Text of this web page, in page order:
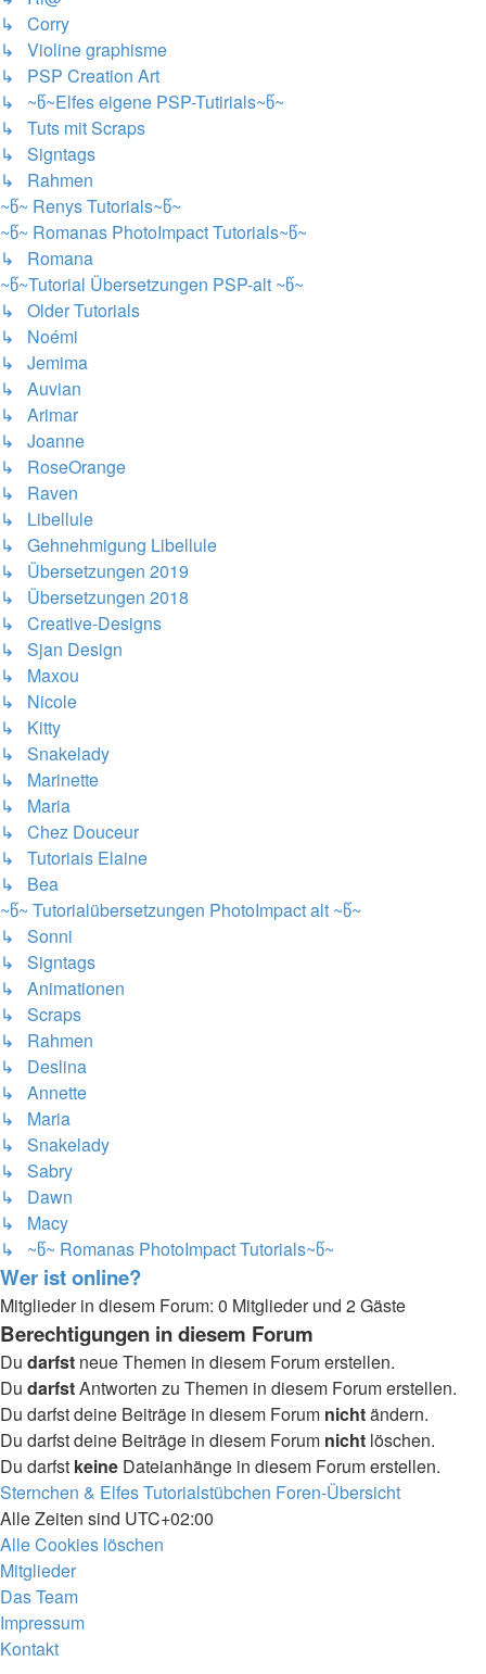
↳ Corry
↳ Violine graphisme
↳ PSP Creation Art
↳ ~წ~Elfes eigene PSP-Tutirials~წ~
↳ Tuts mit Scraps
↳ Signtags
↳ Rahmen
~წ~ Renys Tutorials~წ~
~წ~ Romanas PhotoImpact Tutorials~წ~
↳ Romana
~წ~Tutorial Übersetzungen PSP-alt ~წ~
↳ Older Tutorials
↳ Noémi
↳ Jemima
↳ Auvian
↳ Arimar
↳ Joanne
↳ RoseOrange
↳ Raven
↳ Libellule
↳ Gehnehmigung Libellule
↳ Übersetzungen 2019
↳ Übersetzungen 2018
↳ Creative-Designs
↳ Sjan Design
↳ Maxou
↳ Nicole
↳ Kitty
↳ Snakelady
↳ Marinette
↳ Maria
↳ Chez Douceur
↳ Tutoriais Elaine
↳ Bea
~წ~ Tutorialübersetzungen PhotoImpact alt ~წ~
↳ Sonni
↳ Signtags
↳ Animationen
↳ Scraps
↳ Rahmen
↳ Deslina
↳ Annette
↳ Maria
↳ Snakelady
↳ Sabry
↳ Dawn
↳ Macy
↳ ~წ~ Romanas PhotoImpact Tutorials~წ~
Wer ist online?
Mitglieder in diesem Forum: 0 Mitglieder und 2 Gäste
Berechtigungen in diesem Forum
Du darfst neue Themen in diesem Forum erstellen.
Du darfstAntworten zu Themen in diesem Forum erstellen.
Du darfst deine Beiträge in diesem Forum nichtändern.
Du darfst deine Beiträge in diesem Forum nicht löschen.
Du darfst keine Dateianhänge in diesem Forum erstellen.
Sternchen & Elfes Tutorialstübchen Foren-Übersicht
Alle Zeiten sind UTC+02:00
Alle Cookies löschen
Mitglieder
Das Team
Impressum
Kontakt